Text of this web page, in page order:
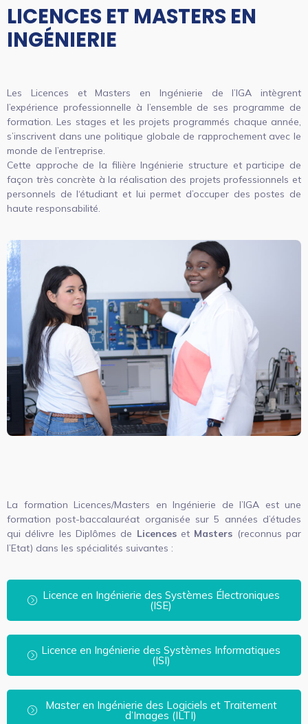
LICENCES ET MASTERS EN
INGÉNIERIE
Les Licences et Masters en Ingénierie de l’IGA intègrent
l’expérience professionnelle à l’ensemble de ses programme de
formation. Les stages et les projets programmés chaque année,
s’inscrivent dans une politique globale de rapprochement avec le
monde de l’entreprise.
Cette approche de la filière Ingénierie structure et participe de
façon très concrète à la réalisation des projets professionnels et
personnels de l‘étudiant et lui permet d’occuper des postes de
haute responsabilité.
La formation Licences/Masters en Ingénierie de l’IGA est une
formation post-baccalauréat organisée sur 5 années d’études
qui délivre les Diplômes de Licenceset Masters (reconnus par
l’Etat) dans les spécialités suivantes :
Licence en Ingénierie des Systèmes Électroniques
(ISE)
Licence en Ingénierie des Systèmes Informatiques
(ISI)
Master en Ingénierie des Logiciels et Traitement
d’Images (ILTI)